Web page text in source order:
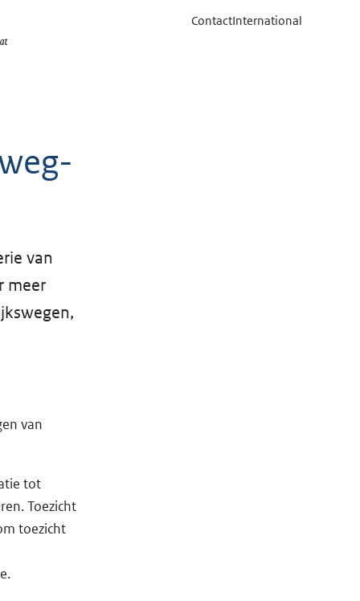
ContactInternational
van
meer
van
tot
Toezicht
toezicht